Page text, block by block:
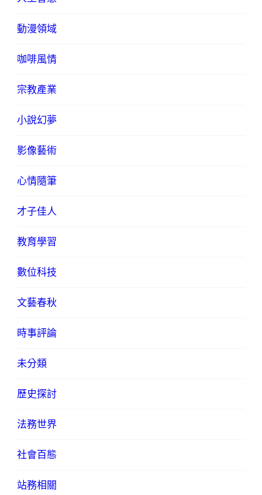
動漫領域
咖啡風情
宗教產業
小說幻夢
影像藝術
心情隨筆
才子佳人
教育學習
數位科技
文藝春秋
時事評論
未分類
歷史探討
法務世界
社會百態
站務相關